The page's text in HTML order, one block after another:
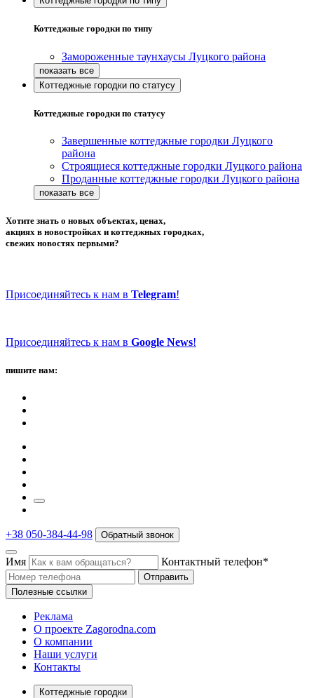
Коттеджные городки по типу
Замороженные таунхаусы Луцкого района
Коттеджные городки по статусу
Коттеджные городки по статусу
Завершенные коттеджные городки Луцкого
района
Строящиеся коттеджные городки Луцкого района
Проданные коттеджные городки Луцкого района
Хотите знать о новых объектах, ценах,
акциях в новостройках и коттеджных городках,
свежих новостях первыми?
Присоединяйтесь к нам в Telegram!
Присоединяйтесь к нам в Google News!
пишите нам:
+38 050-384-44-98 Обратный звонок
Имя Контактный телефон*
Отправить
Полезные ссылки
Реклама
О проекте Zagorodna.com
О компании
Наши услуги
Контакты
Коттеджные городки